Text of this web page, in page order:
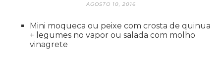
AGOSTO 10, 2016
Mini moqueca ou peixe com crosta de quinua
+ legumes no vapor ou salada com molho
vinagrete